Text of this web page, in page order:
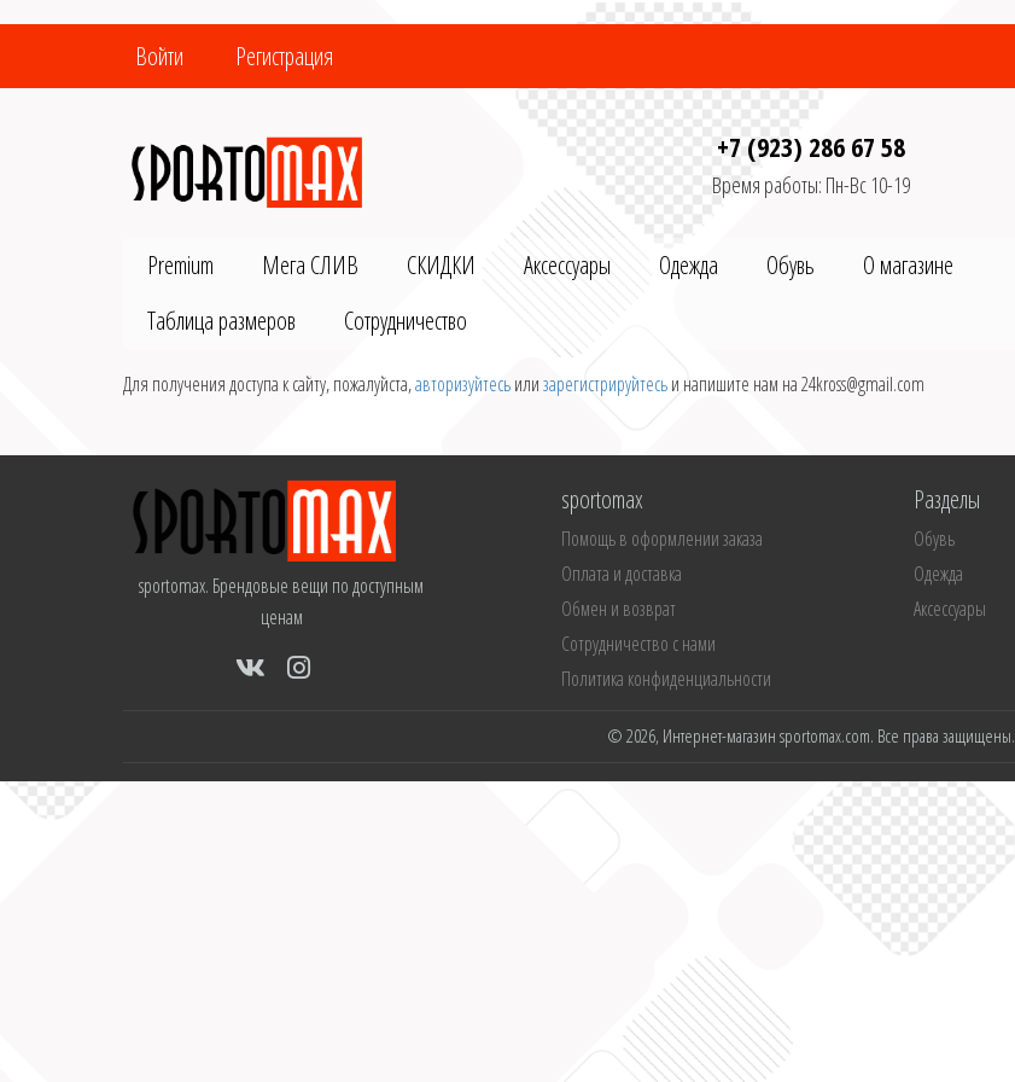
Войти Регистрация
+7 (923) 286 67 58
Время работы: Пн-Вс 10-19
Premium Мега СЛИВ СКИДКИ Аксессуары Одежда Обувь
О магазине
Таблица размеров
Сотрудничество
Для получения доступа к сайту, пожалуйста,авторизуйтесьилизарегистрируйтесьи напишите нам на 24kross@gmail.com
sportomax. Брендовые вещи по доступным
ценам
sportomax
Помощь в оформлении заказа
Оплата и доставка
Обмен и возврат
Сотрудничество с нами
Политика конфиденциальности
Разделы
Обувь
Одежда
Аксессуары
© 2026, Интернет-магазин sportomax.com. Все права защищены.